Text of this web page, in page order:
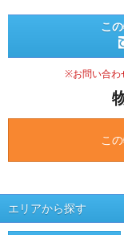
こ
※お問い合わ
こ
エリアから探す